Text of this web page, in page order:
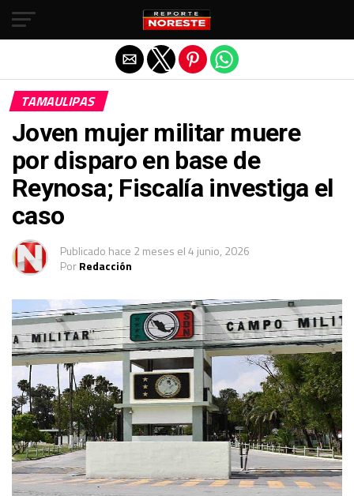
TAMAULIPAS
Joven mujer militar muere
por disparo en base de
Reynosa; Fiscalía investiga el
caso
Publicado hace 2 meses el4 junio, 2026
PorRedacción
Salir de la versión móvil